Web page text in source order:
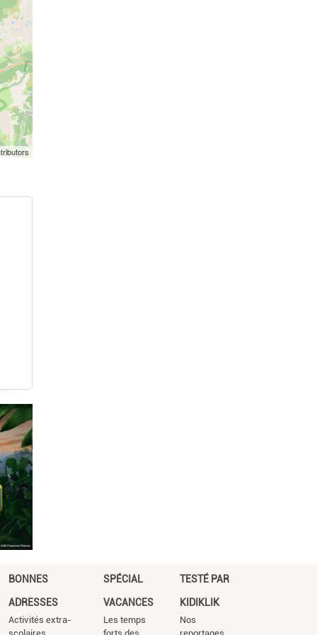
BONNES
ADRESSES
Activités extra-
SPÉCIAL
VACANCES
Les temps
TESTÉ PAR
KIDIKLIK
Nos